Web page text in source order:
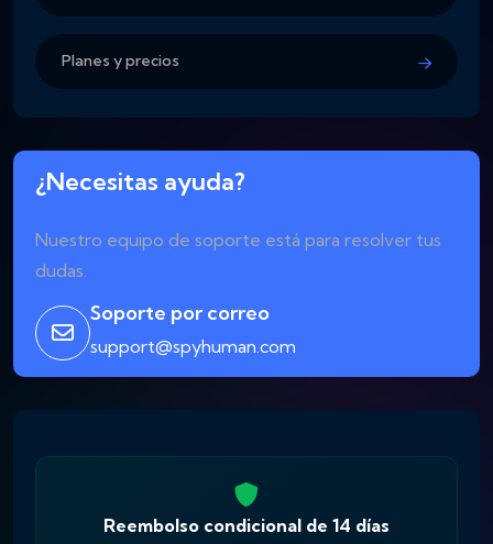
Planes y precios
¿Necesitas ayuda?
Nuestro equipo de soporte está para resolver tus
dudas.
Soporte por correo
support@spyhuman.com
Reembolso condicional de 14 días